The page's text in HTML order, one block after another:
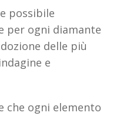
possibile
per ogni diamante
delle più
e
che ogni elemento